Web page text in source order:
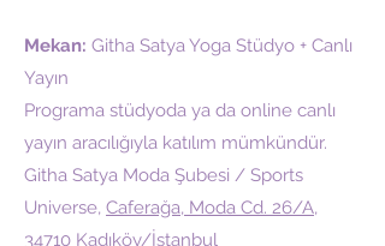
Mekan: Githa Satya Yoga Stüdyo + Canlı
Yayın
Programa stüdyoda ya da online canlı
yayın aracılığıyla katılım mümkündür.
Githa Satya Moda Şubesi / Sports
Universe, Caferağa, Moda Cd. 26/A,
34710 Kadıköy/İstanbul